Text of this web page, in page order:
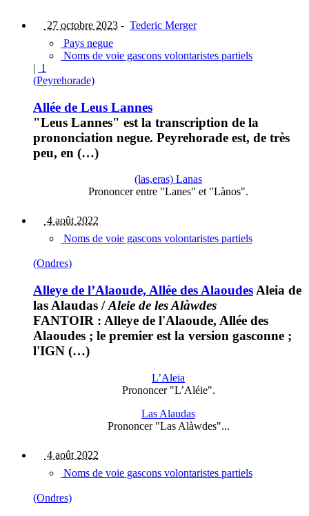
27 octobre 2023 - Tederic Merger
Pays negue
Noms de voie gascons volontaristes partiels
| 1
(Peyrehorade)
Allée de Leus Lannes
"Leus Lannes" est la transcription de la
prononciation negue. Peyrehorade est, de très
peu, en (…)
(las,eras) Lanas
Prononcer entre "Lanes" et "Lànos".
4 août 2022
Noms de voie gascons volontaristes partiels
(Ondres)
Alleye de l’Alaoude, Allée des Alaoudes Aleia de
las Alaudas /Aleie de les Alàwdes
FANTOIR : Alleye de l'Alaoude, Allée des
Alaoudes ; le premier est la version gasconne ;
l'IGN (…)
L’Aleia
Prononcer "L’Aléie".
Las Alaudas
Prononcer "Las Alàwdes"...
4 août 2022
Noms de voie gascons volontaristes partiels
(Ondres)